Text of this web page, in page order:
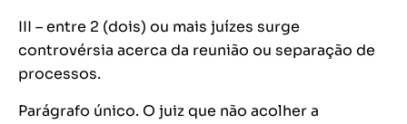
III – entre 2 (dois) ou mais juízes surge
controvérsia acerca da reunião ou separação de
processos.
Parágrafo único. O juiz que não acolher a